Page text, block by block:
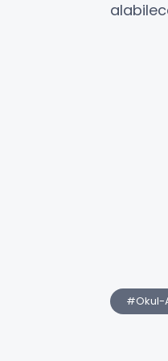
#Okul-